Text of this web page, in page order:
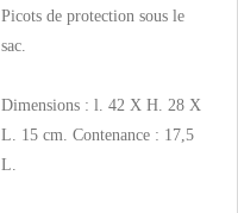
Picots de protection sous le
sac.
Dimensions : l. 42 X H. 28 X
L. 15 cm. Contenance : 17,5
L.